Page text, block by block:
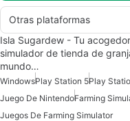
Otras plataformas
Isla Sugardew - Tu
simulador de tienda de
mundo…
WindowsPlay Station 5Play
Juego De NintendoFarming
Juegos De Farming Simulator